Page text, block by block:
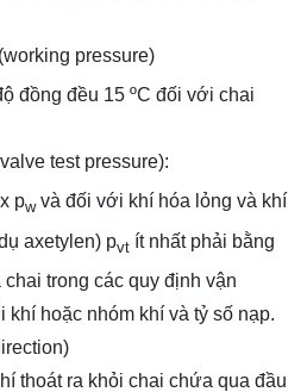
pressure)
đồng đều 15 ºC đối với chai
test pressure):
pwvà đối với khí hóa lỏng và khí
axetylen) pvt ít nhất phải bằng
trong các quy định vận
hoặc nhóm khí và tỷ số nạp.
thoát ra khỏi chai chứa qua đầu